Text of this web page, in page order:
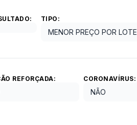
TIPO:
MENOR PREÇO POR LOTE
REFORÇADA: CORONAVÍRUS:
NÃO